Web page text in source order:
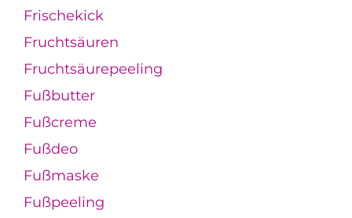
Frischekick
Fruchtsäuren
Fruchtsäurepeeling
Fußbutter
Fußcreme
Fußdeo
Fußmaske
Fußpeeling